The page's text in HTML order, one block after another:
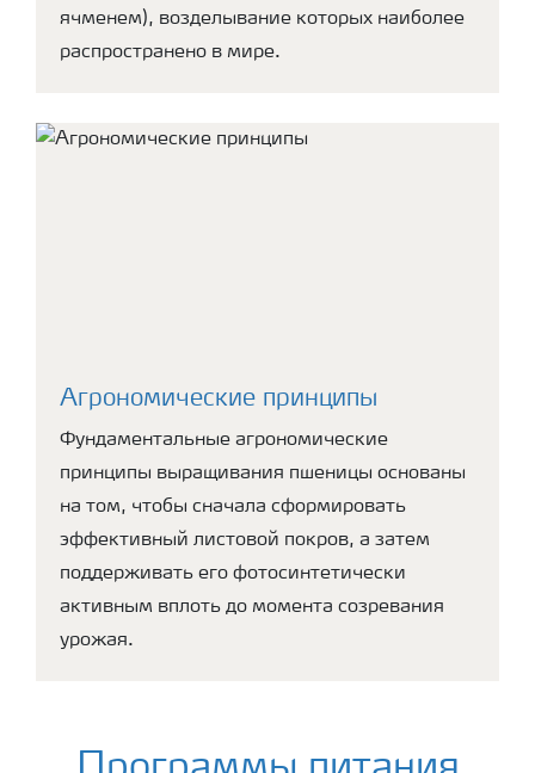
ячменем), возделывание которых наиболее
распространено в мире.
Агрономические принципы
Фундаментальные агрономические
принципы выращивания пшеницы основаны
на том, чтобы сначала сформировать
эффективный листовой покров, а затем
поддерживать его фотосинтетически
активным вплоть до момента созревания
урожая.